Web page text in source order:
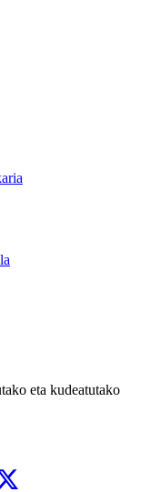
eta kudeatutako